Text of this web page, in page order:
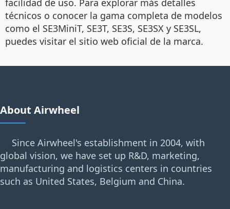
técnicos o conocer la gama completa de modelos
como el SE3MiniT, SE3T, SE3S, SE3SX y SE3SL,
puedes visitar el sitio web oficial de la marca.
About Airwheel
Since Airwheel's establishment in 2004, with
global vision, we have set up R&D, marketing,
manufacturing and logistics centers in countries
such as United States, Belgium and China.